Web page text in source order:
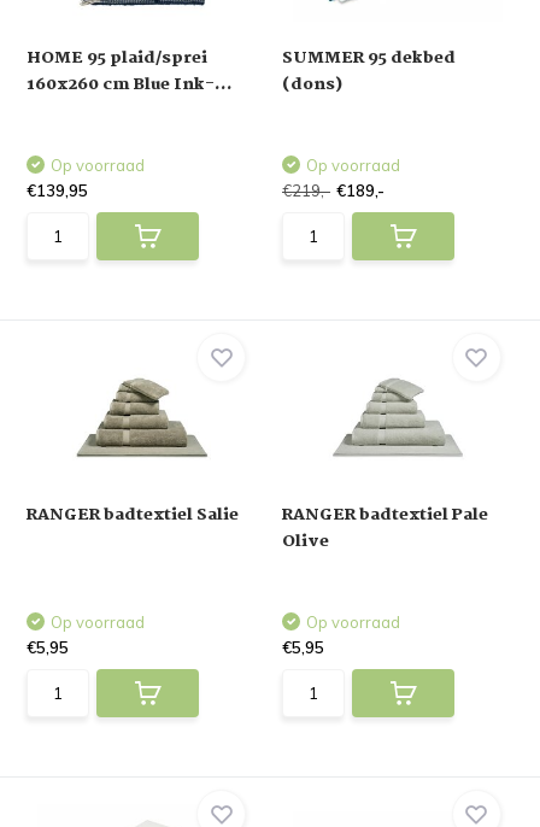
HOME 95 plaid/sprei
160x260 cm Blue Ink-...
Op voorraad
€139,95
SUMMER 95 dekbed
(dons)
Op voorraad
€219,- €189,-
RANGER badtextiel Salie
Op voorraad
€5,95
RANGER badtextiel Pale
Olive
Op voorraad
€5,95